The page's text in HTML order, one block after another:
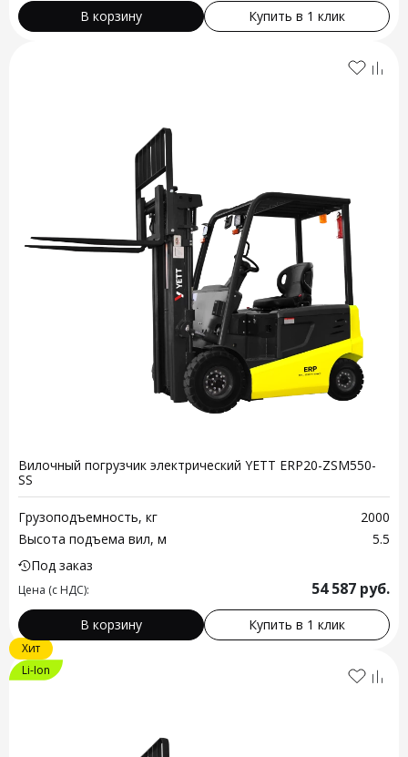
В корзину Купить в 1 клик
Вилочный погрузчик электрический YETT ERP20-ZSM550-
SS
Грузоподъемность, кг
2000
Высота подъема вил, м
5.5
Под заказ
Цена (с НДС): 54 587 руб.
В корзину Купить в 1 клик
Хит
Li-Ion